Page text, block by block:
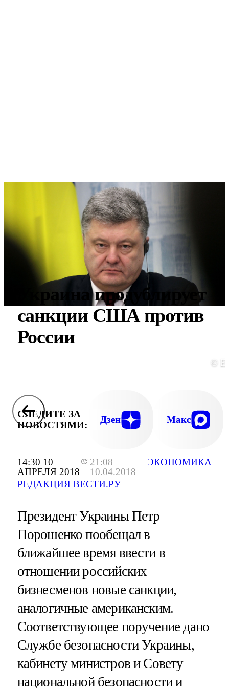
14:30 10
АПРЕЛЯ 2018
21:08
10.04.2018
РЕДАКЦИЯ ВЕСТИ.РУ
ЭКОНОМИКА
Украина продублирует
санкции США против
России
©
СЛЕДИТЕ ЗА
НОВОСТЯМИ:
Дзен Макс
Президент Украины Петр
Порошенко пообещал в
ближайшее время ввести в
отношении российских
бизнесменов новые санкции,
аналогичные американским.
Соответствующее поручение дано
Службе безопасности Украины,
кабинету министров и Совету
национальной безопасности и